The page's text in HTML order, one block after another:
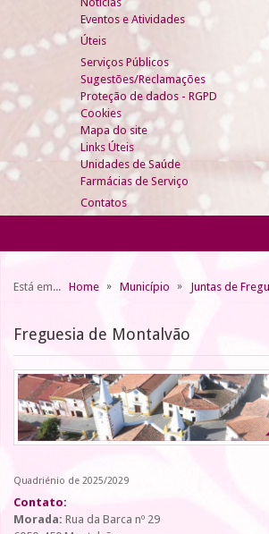
Eventos e Atividades
Úteis
Serviços Públicos
Sugestões/Reclamações
Proteção de dados - RGPD
Cookies
Mapa do site
Links Úteis
Unidades de Saúde
Farmácias de Serviço
Contatos
Está em... Home Município Juntas de
Freguesia de Montalvão
Quadriénio de 2025/2029
Contato:
Morada: Rua da Barca nº 29